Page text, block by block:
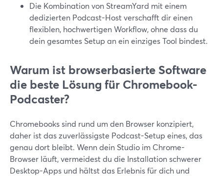
Die Kombination von StreamYard mit einem
dedizierten Podcast-Host verschafft dir einen
flexiblen, hochwertigen Workflow, ohne dass du
dein gesamtes Setup an ein einziges Tool bindest.
Warum ist browserbasierte Software
die beste Lösung für Chromebook-
Podcaster?
Chromebooks sind rund um den Browser konzipiert,
daher ist das zuverlässigste Podcast-Setup eines, das
genau dort bleibt. Wenn dein Studio im Chrome-
Browser läuft, vermeidest du die Installation schwerer
Desktop-Apps und hältst das Erlebnis für dich und